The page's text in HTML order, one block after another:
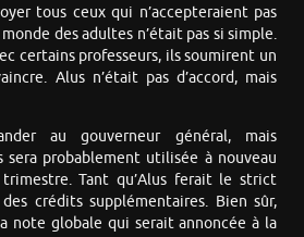
tous ceux qui n’accepteraient pas
des adultes n’était pas si simple.
certains professeurs, ils soumirent un
Alus n’était pas d’accord, mais
au gouverneur général, mais
sera probablement utilisée à nouveau
Tant qu’Alus ferait le strict
crédits supplémentaires. Bien sûr,
note globale qui serait annoncée à la